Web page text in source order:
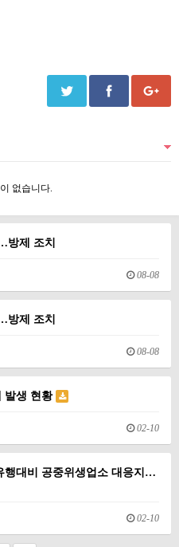
없습니다.
방제 조치
08-08
방제 조치
08-08
발생 현황
02-10
행대비 공중위생업소 대응지…
02-10